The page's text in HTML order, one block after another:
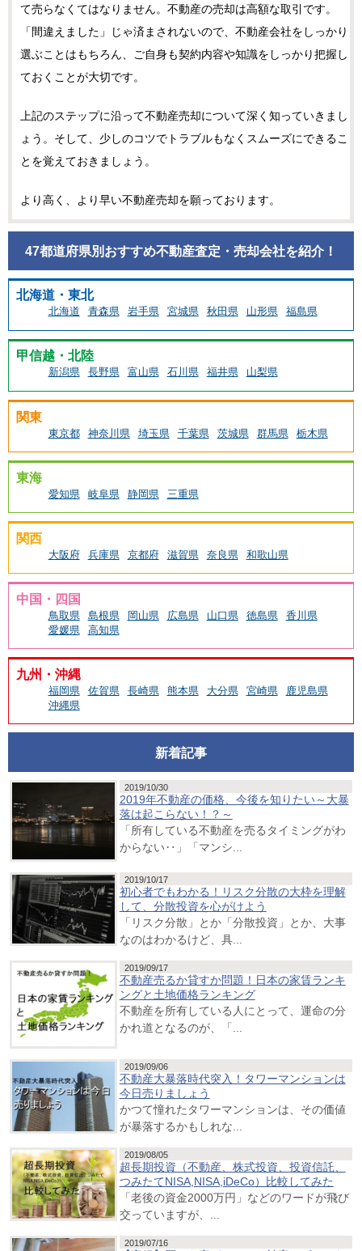
て売らなくてはなりません。不動産の売却は高額な取引です。
「間違えました」じゃ済まされないので、不動産会社をしっかり
選ぶことはもちろん、ご自身も契約内容や知識をしっかり把握し
ておくことが大切です。
上記のステップに沿って不動産売却について深く知っていきまし
ょう。そして、少しのコツでトラブルもなくスムーズにできるこ
とを覚えておきましょう。
より高く、より早い不動産売却を願っております。
47都道府県別おすすめ不動産査定・売却会社を紹介！
北海道・東北
北海道 青森県 岩手県 宮城県 秋田県 山形県 福島県
甲信越・北陸
新潟県 長野県 富山県 石川県 福井県 山梨県
関東
東京都 神奈川県 埼玉県 千葉県 茨城県 群馬県 栃木県
東海
愛知県 岐阜県 静岡県 三重県
関西
大阪府 兵庫県 京都府 滋賀県 奈良県 和歌山県
中国・四国
鳥取県 島根県 岡山県 広島県 山口県 徳島県
香川県
愛媛県
高知県
九州・沖縄
福岡県 佐賀県 長崎県 熊本県 大分県 宮崎県
鹿児島県
沖縄県
新着記事
2019/10/30
2019年不動産の価格、今後を知りたい～大暴
落は起こらない！？～
「所有している不動産を売るタイミングがわ
からない‥」「マンシ...
2019/10/17
初心者でもわかる！リスク分散の大枠を理解
して、分散投資を心がけよう
「リスク分散」とか「分散投資」とか、大事
なのはわかるけど、具...
2019/09/17
不動産売るか貸すか問題！日本の家賃ランキ
ングと土地価格ランキング
不動産を所有している人にとって、運命の分
かれ道となるのが、「...
2019/09/06
不動産大暴落時代突入！タワーマンションは
今日売りましょう
かつて憧れたタワーマンションは、その価値
が暴落するかもしれな...
2019/08/05
超長期投資（不動産、株式投資、投資信託、
つみたてNISA,NISA,iDeCo）比較してみた
「老後の資金2000万円」などのワードが飛び
交っていますが、...
2019/07/16